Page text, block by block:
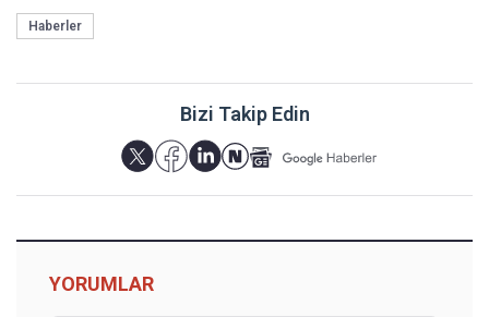
Haberler
Bizi Takip Edin
YORUMLAR